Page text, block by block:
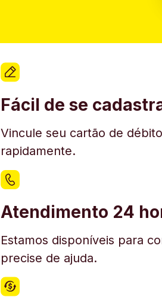
Fácil de se
Vincule seu cartão de
rapidamente.
Atendimento 24
Estamos disponíveis para
precise de ajuda.